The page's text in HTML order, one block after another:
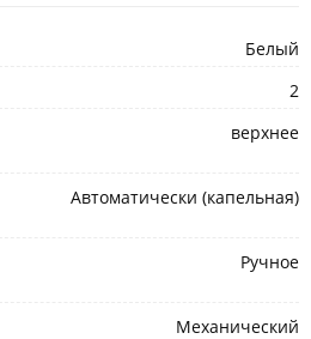
Белый
2
верхнее
Автоматически (капельная)
Ручное
Механический